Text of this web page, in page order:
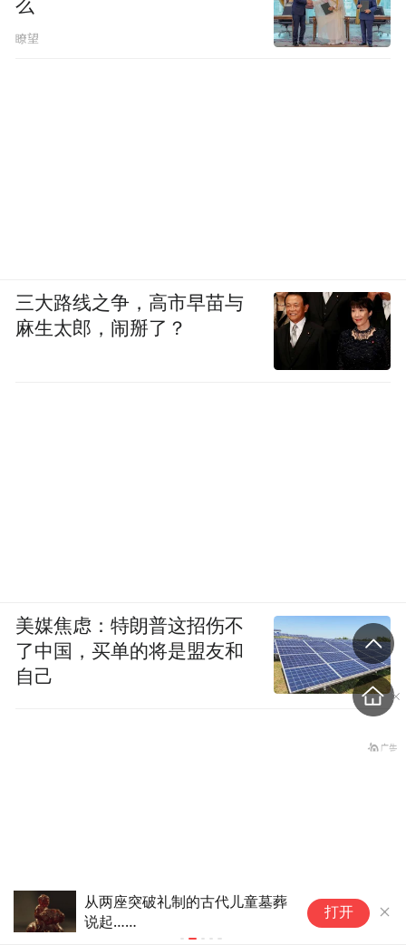
从两座突破礼制的古代儿童墓葬
说起……
打开
么
瞭望
三大路线之争，高市早苗与
麻生太郎，闹掰了？
美媒焦虑：特朗普这招伤不
了中国，买单的将是盟友和
自己